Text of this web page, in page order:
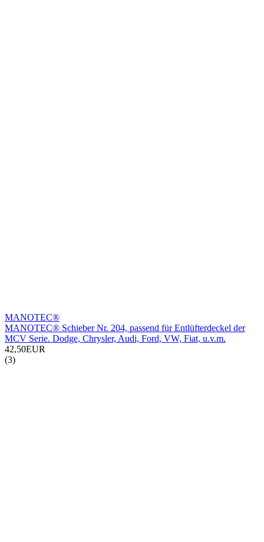
MANOTEC®
MANOTEC® Schieber Nr. 204, passend für Entlüfterdeckel der
MCV Serie. Dodge, Chrysler, Audi, Ford, VW, Fiat, u.v.m.
42,50EUR
(3)